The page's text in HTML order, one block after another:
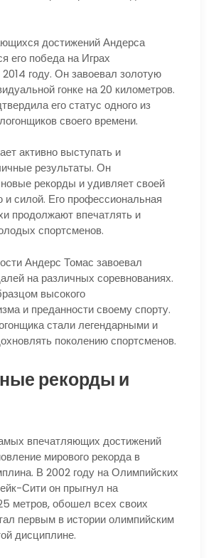
достижений Андерса
его победа на Играх
году. Он завоевал золотую
гонке на 20 километров.
его статус одного из
своего времени.
активно выступать и
результаты. Он
рекорды и удивляет своей
силой. Его профессиональная
продолжают впечатлять и
спортсменов.
Андерс Томас завоевал
на различных соревнованиях.
высокого
и преданности своему спорту.
стали легендарными и
поколению спортсменов.
рекорды и
впечатляющих достижений
мирового рекорда в
В 2002 году на Олимпийских
Сити он прыгнул на
метров, обошел всех своих
первым в истории олимпийским
дисциплине.